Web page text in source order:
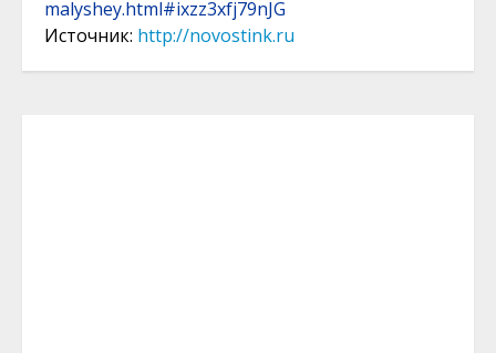
malyshey.html#ixzz3xfj79nJG
Источник: http://novostink.ru